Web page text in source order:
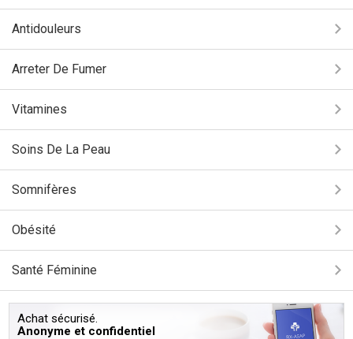
Antidouleurs
Arreter De Fumer
Vitamines
Soins De La Peau
Somnifères
Obésité
Santé Féminine
Achat sécurisé.
Anonyme et confidentiel